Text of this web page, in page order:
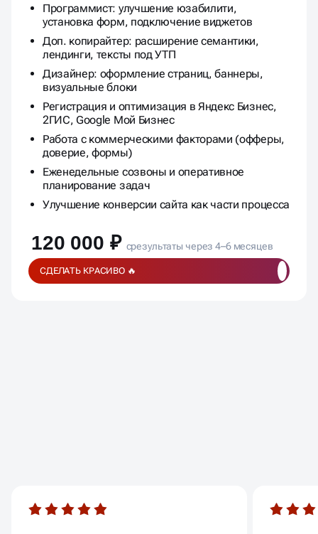
Программист: улучшение юзабилити,
установка форм, подключение виджетов
Доп. копирайтер: расширение семантики,
лендинги, тексты под УТП
Дизайнер: оформление страниц, баннеры,
визуальные блоки
Регистрация и оптимизация в Яндекс Бизнес,
2ГИС, Google Мой Бизнес
Работа с коммерческими факторами (офферы,
доверие, формы)
Еженедельные созвоны и оперативное
планирование задач
Улучшение конверсии сайта как части процесса
120 000 ₽ срезультаты через 4–6 месяцев
СДЕЛАТЬ КРАСИВО 🔥